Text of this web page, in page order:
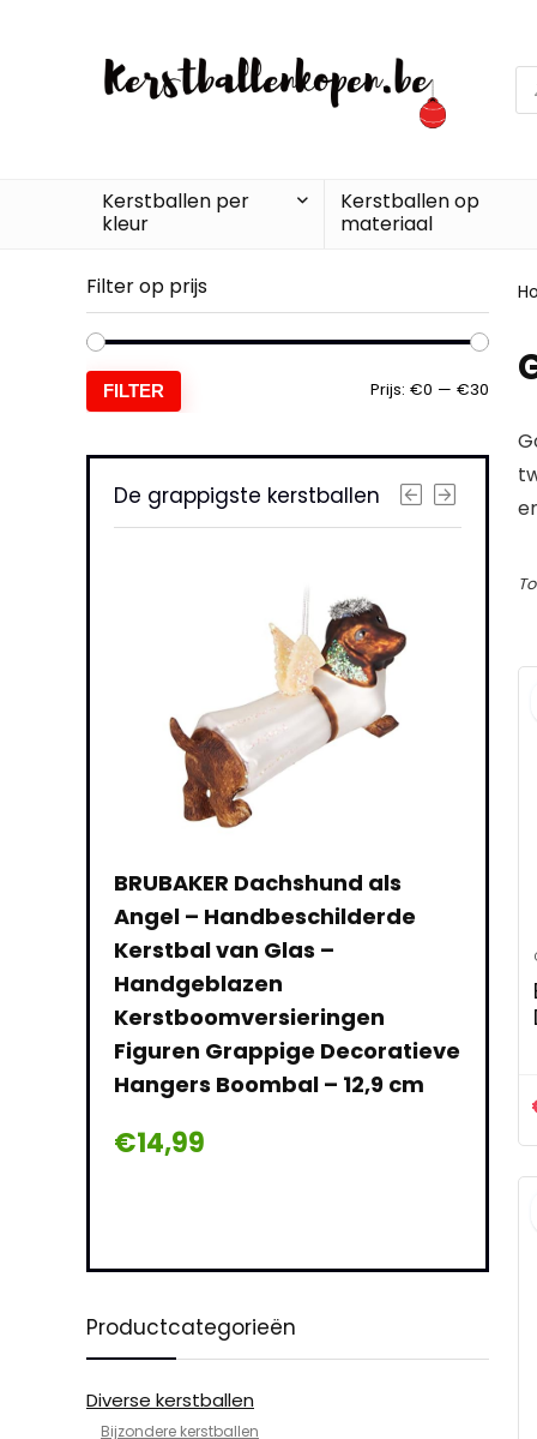
Kerstballen per
kleur
Kerstballen op
materiaal
Filter op prijs
FILTER Prijs: €0 — €30
De grappigste kerstballen
Dachshund als
– Handbeschilderde
van Glas –
Grappige Decoratieve
Boombal – 12,9 cm
BRUBAKER Gherkin –
Handbeschilderde
van Glas –
Figuren Grappige
Hangers Boombal –
Productcategorieën
Diverse kerstballen
Bijzondere kerstballen